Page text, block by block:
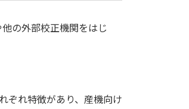
の外部校正機関をはじ
ぞれ特徴があり、産機向け